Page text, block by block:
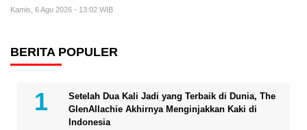
Kamis, 6 Agu 2026 - 13:02 WIB
BERITA POPULER
Setelah Dua Kali Jadi yang Terbaik di Dunia, The
GlenAllachie Akhirnya Menginjakkan Kaki di
Indonesia